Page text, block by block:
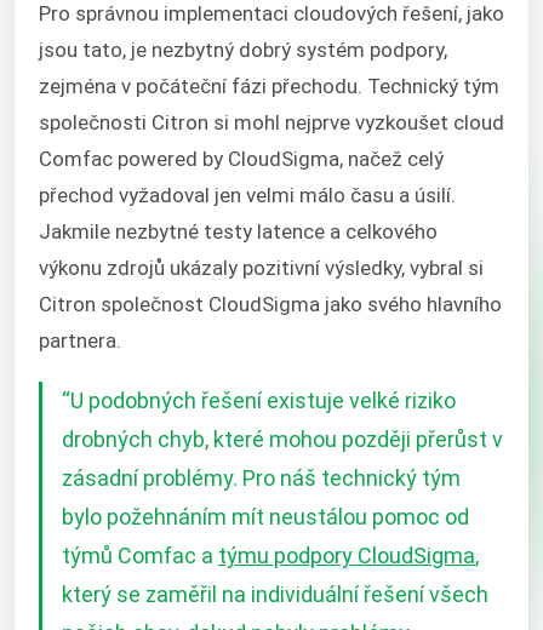
Pro správnou implementaci cloudových řešení, jako
jsou tato, je nezbytný dobrý systém podpory,
zejména v počáteční fázi přechodu. Technický tým
společnosti Citron si mohl nejprve vyzkoušet cloud
Comfac powered by CloudSigma, načež celý
přechod vyžadoval jen velmi málo času a úsilí.
Jakmile nezbytné testy latence a celkového
výkonu zdrojů ukázaly pozitivní výsledky, vybral si
Citron společnost CloudSigma jako svého hlavního
partnera.
“U podobných řešení existuje velké riziko
drobných chyb, které mohou později přerůst v
zásadní problémy. Pro náš technický tým
bylo požehnáním mít neustálou pomoc od
týmů Comfac a týmu podpory CloudSigma,
který se zaměřil na individuální řešení všech